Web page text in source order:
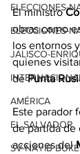
ELECCIONES-
ELECCIONES-
JALISCO-
AMÉRICA
EL SALVADOR
SV-NAYIB
El ministro
obras como
los entornos
quienes
de Punta
Este parador
de partida de
acciones del